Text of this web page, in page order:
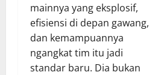
mainnya yang eksplosif,
efisiensi di depan gawang,
dan kemampuannya
ngangkat tim itu jadi
standar baru. Dia bukan